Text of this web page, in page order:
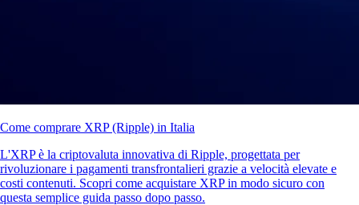
Come comprare XRP (Ripple) in Italia
L'XRP è la criptovaluta innovativa di Ripple, progettata per
rivoluzionare i pagamenti transfrontalieri grazie a velocità elevate e
costi contenuti. Scopri come acquistare XRP in modo sicuro con
questa semplice guida passo dopo passo.